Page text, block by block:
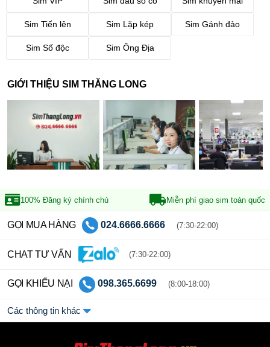
Sim Tiến lên Sim Lặp kép Sim Gánh đảo
Sim Số độc Sim Ông Địa
GIỚI THIỆU SIM THĂNG LONG
100% Đăng ký chính chủ Miễn phí giao sim toàn quốc
GỌI MUA HÀNG 024.6666.6666 (7:30-22:00)
CHAT TƯ VẤN (7:30-22:00)
GỌI KHIẾU NẠI 098.365.6699 (8:00-18:00)
Các thông tin khác